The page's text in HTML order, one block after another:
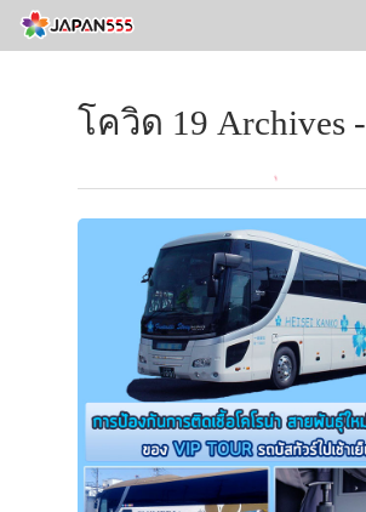
โควิด 19 Archives -